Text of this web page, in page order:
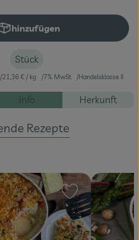
hinzufügen
Produkt zum Warenkorb
Stück
21,36 € / kg 7% MwSt Handelsklasse II
Info Herkunft
Rezepte
Rezept zu